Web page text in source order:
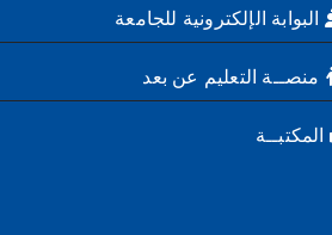
البوابة الإلكترونية للجامعة
منصــة التعليم عن بعد
المكتبــة